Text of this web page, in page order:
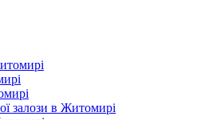
залози в Житомирі